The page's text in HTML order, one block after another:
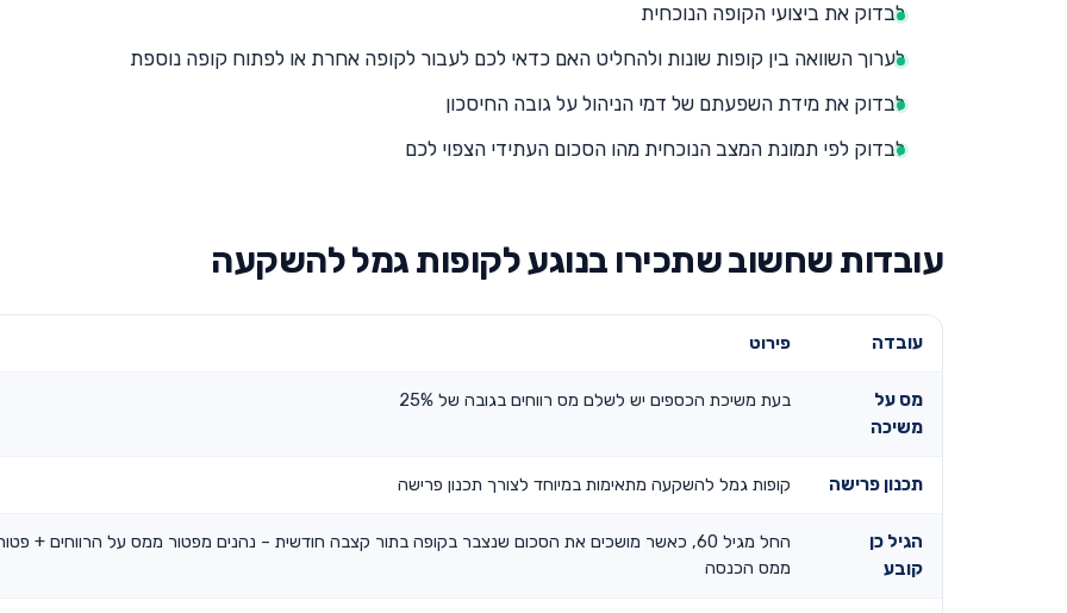
לבדוק את ביצועי הקופה הנוכחית
לערוך השוואה בין קופות שונות ולהחליט האם כדאי לכם לעבור לקופה אחרת או לפתוח קופה נוספת
לבדוק את מידת השפעתם של דמי הניהול על גובה החיסכון
לבדוק לפי תמונת המצב הנוכחית מהו הסכום העתידי הצפוי לכם
עובדות שחשוב שתכירו בנוגע לקופות גמל להשקעה
עובדה פירוט
מס על
משיכה
בעת משיכת הכספים יש לשלם מס רווחים בגובה של 25%
תכנון פרישה קופות גמל להשקעה מתאימות במיוחד לצורך תכנון פרישה
הגיל כן
קובע
החל מגיל 60, כאשר מושכים את הסכום שנצבר בקופה בתור קצבה חודשית – נהנים מפטור ממס על הרווחים +
ממס הכנסה